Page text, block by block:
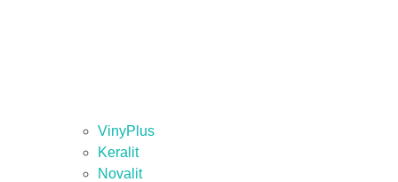
VinyPlus
Keralit
Novalit